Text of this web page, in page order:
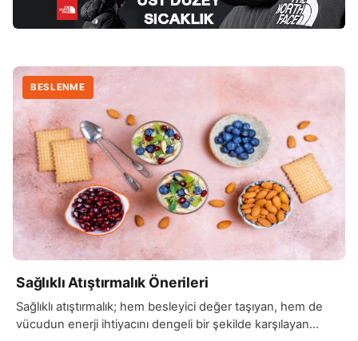
BESLENME
Sağlıklı Atıştırmalık Önerileri
Sağlıklı atıştırmalık; hem besleyici değer taşıyan, hem de
vücudun enerji ihtiyacını dengeli bir şekilde karşılayan